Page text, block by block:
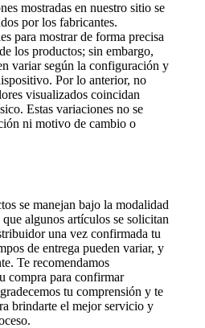
mostradas en nuestro sitio se
por los fabricantes.
para mostrar de forma precisa
los productos; sin embargo,
variar según la configuración y
Por lo anterior, no
visualizados coincidan
Estas variaciones no se
ni motivo de cambio o
se manejan bajo la modalidad
algunos artículos se solicitan
una vez confirmada tu
de entrega pueden variar, y
Te recomendamos
compra para confirmar
tu comprensión y te
brindarte el mejor servicio y